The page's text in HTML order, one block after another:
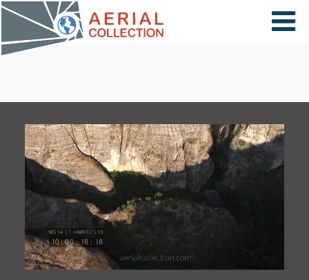
×
PAYS
CARTE
COLLECTIONS